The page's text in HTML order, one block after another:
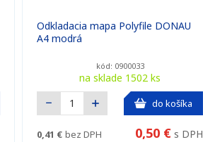
Odkladacia mapa Polyfile DONAU
A4 modrá
kód: 0900033
na sklade 1502 ks
do košíka
0,41 € bez DPH 0,50 € s DPH